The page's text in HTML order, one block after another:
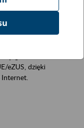
eZUS, dzięki